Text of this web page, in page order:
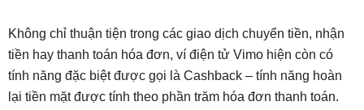
Không chỉ thuận tiện trong các giao dịch chuyển tiền, nhận
tiền hay thanh toán hóa đơn, ví điện tử Vimo hiện còn có
tính năng đặc biệt được gọi là Cashback – tính năng hoàn
lại tiền mặt được tính theo phần trăm hóa đơn thanh toán.